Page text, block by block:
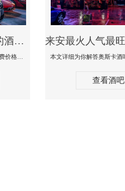
来安最好玩最大高端的酒吧体验-SPACE CLUB酒吧消费点评
本文详细为你SPACE CLUB酒吧消费价格点评，更多关于最好玩最大高端的酒吧体验免费咨询150 99997335微信同步！
查看酒吧